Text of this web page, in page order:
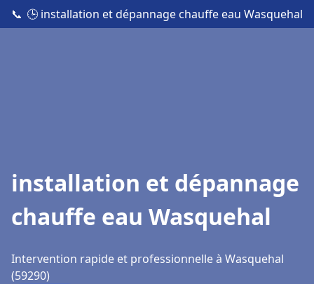
📞 🕒 installation et dépannage chauffe eau Wasquehal
installation et dépannage
chauffe eau Wasquehal
Intervention rapide et professionnelle à Wasquehal
(59290)